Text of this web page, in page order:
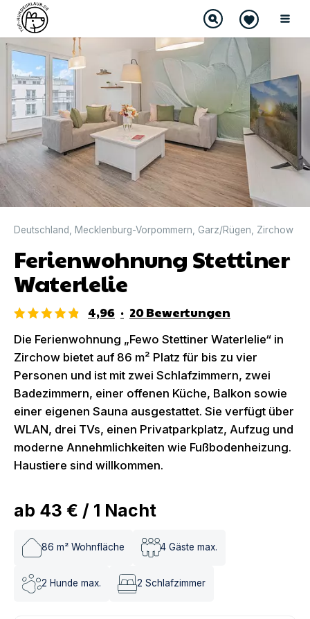
DIREKT BUCHBAR
Deutschland Mecklenburg-Vorpommern Garz/Rügen Zirchow
Ferienwohnung Stettiner
Waterlelie
4,96 · 20Bewertungen
Die Ferienwohnung „Fewo Stettiner Waterlelie“ in
Zirchow bietet auf 86 m² Platz für bis zu vier
Personen und ist mit zwei Schlafzimmern, zwei
Badezimmern, einer offenen Küche, Balkon sowie
einer eigenen Sauna ausgestattet. Sie verfügt über
WLAN, drei TVs, einen Privatparkplatz, Aufzug und
moderne Annehmlichkeiten wie Fußbodenheizung.
Haustiere sind willkommen.
ab 43 € / 1 Nacht
86 m² Wohnfläche 4 Gäste max.
2 Hunde max. 2 Schlafzimmer